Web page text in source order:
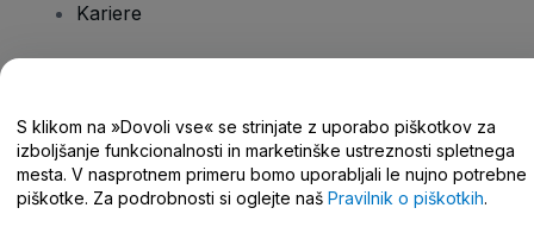
Kariere
Središče za pomoč/stik z nami
S klikom na »Dovoli vse« se strinjate z uporabo piškotkov za
izboljšanje funkcionalnosti in marketinške ustreznosti spletnega
mesta. V nasprotnem primeru bomo uporabljali le nujno potrebne
piškotke. Za podrobnosti si oglejte naš Pravilnik o piškotkih.